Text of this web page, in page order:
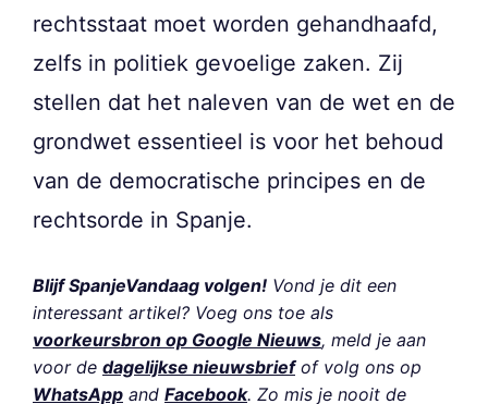
rechtsstaat moet worden gehandhaafd,
zelfs in politiek gevoelige zaken. Zij
stellen dat het naleven van de wet en de
grondwet essentieel is voor het behoud
van de democratische principes en de
rechtsorde in Spanje.
Blijf SpanjeVandaag volgen! Vond je dit een
interessant artikel? Voeg ons toe als
voorkeursbron op Google Nieuws, meld je aan
voor de dagelijkse nieuwsbriefof volg ons op
WhatsApp and Facebook. Zo mis je nooit de